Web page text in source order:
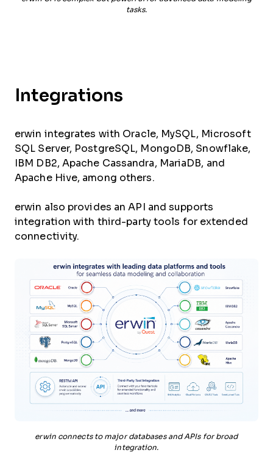
tasks.
Integrations
erwin integrates with Oracle, MySQL, Microsoft
SQL Server, PostgreSQL, MongoDB, Snowflake,
IBM DB2, Apache Cassandra, MariaDB, and
Apache Hive, among others.
erwin also provides an API and supports
integration with third-party tools for extended
connectivity.
erwin connects to major databases and APIs for broad
integration.